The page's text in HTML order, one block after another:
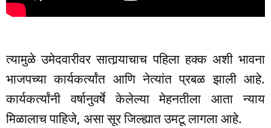
त्यामुळे उमेदवारीवर सातार्‍याचाच पहिला हक्क अशी भावना
भाजपच्या कार्यकर्त्यांत आणि नेत्यांत प्रबळ झाली आहे.
कार्यकर्त्यांनी वर्षानुवर्षे केलेल्या मेहनतीला आता न्याय
मिळालाच पाहिजे, असा सूर जिल्ह्यात उमटू लागला आहे.